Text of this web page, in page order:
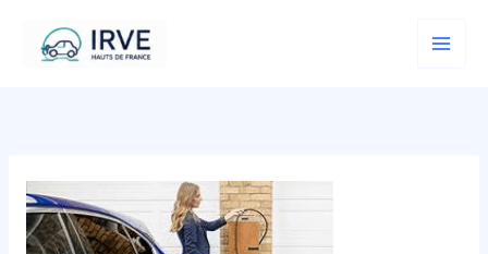
contenu